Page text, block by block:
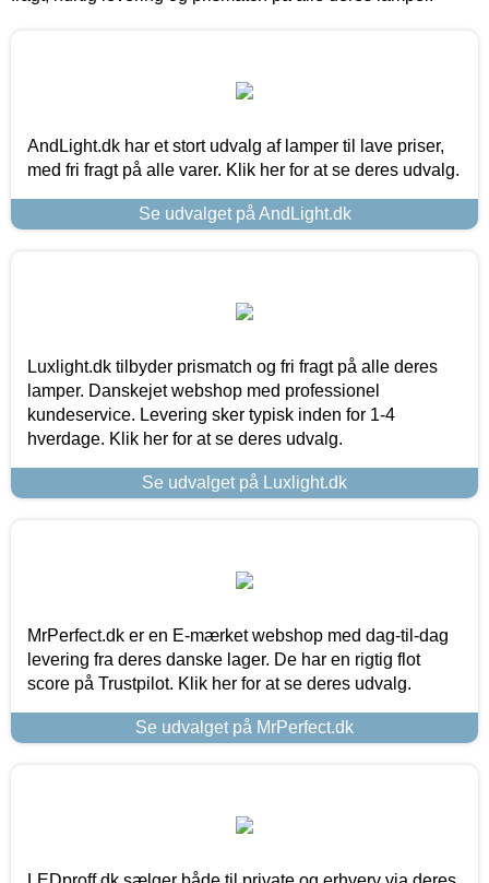
AndLight.dk har et stort udvalg af lamper til lave priser,
med fri fragt på alle varer. Klik her for at se deres udvalg.
Se udvalget på AndLight.dk
Luxlight.dk tilbyder prismatch og fri fragt på alle deres
lamper. Danskejet webshop med professionel
kundeservice. Levering sker typisk inden for 1-4
hverdage. Klik her for at se deres udvalg.
Se udvalget på Luxlight.dk
MrPerfect.dk er en E-mærket webshop med dag-til-dag
levering fra deres danske lager. De har en rigtig flot
score på Trustpilot. Klik her for at se deres udvalg.
Se udvalget på MrPerfect.dk